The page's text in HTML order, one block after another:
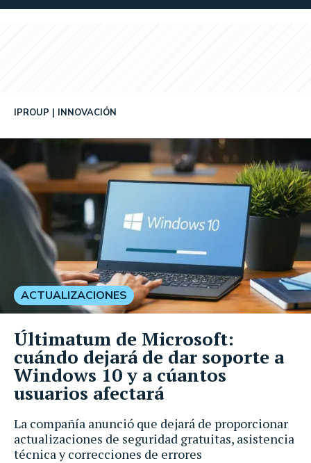
La compañía anunció que dejará de proporcionar
actualizaciones de seguridad gratuitas, asistencia
técnica y correcciones de errores
IPROUP INNOVACIÓN
ACTUALIZACIONES
Últimatum de Microsoft:
cuándo dejará de dar soporte a
Windows 10 y a cúantos
usuarios afectará